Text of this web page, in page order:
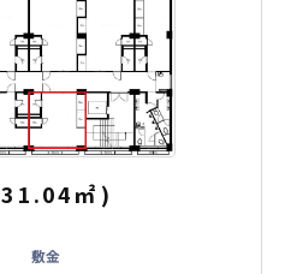
31.04㎡ )
敷金